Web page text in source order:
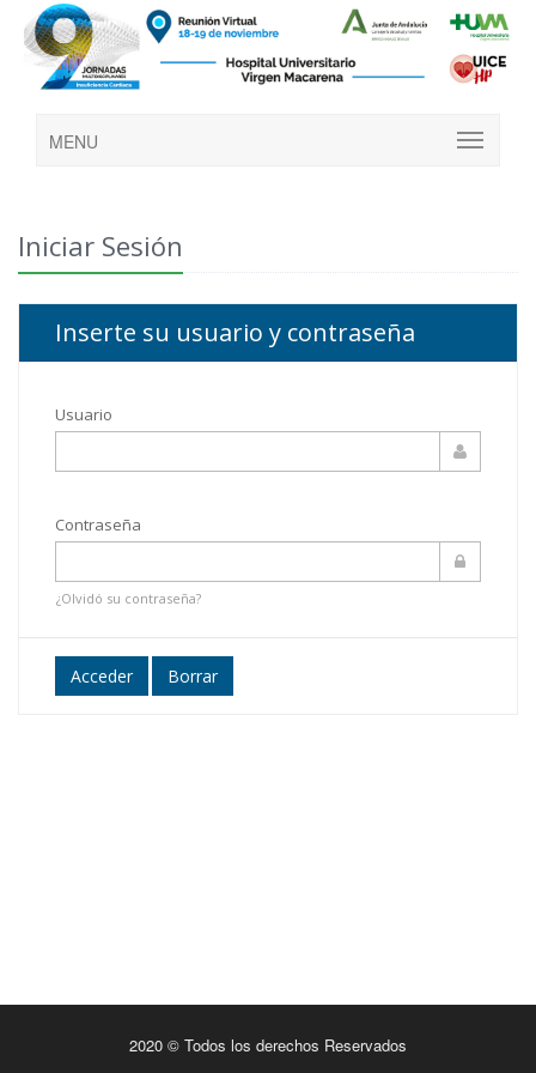
MENU
Iniciar Sesión
Inserte su usuario y contraseña
Usuario
Contraseña
¿Olvidó su contraseña?
Acceder Borrar
2020 © Todos los derechos Reservados